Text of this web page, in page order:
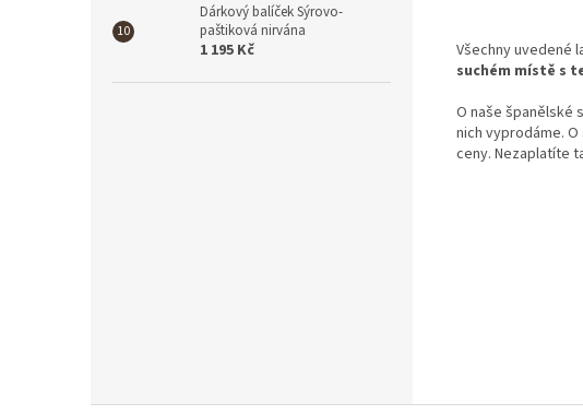
Dárkový balíček Sýrovo-
paštiková nirvána
1 195 Kč Všechny uvedené
suchém místě s
O naše španělské
nich vyprodáme.
ceny. Nezaplatíte